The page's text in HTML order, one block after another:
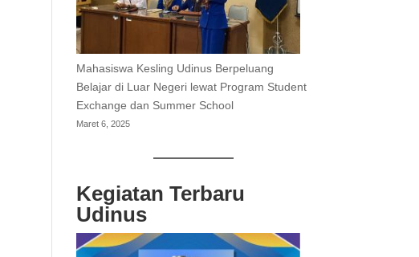
Mahasiswa Kesling Udinus Berpeluang
Belajar di Luar Negeri lewat Program Student
Exchange dan Summer School
Maret 6, 2025
Kegiatan Terbaru
Udinus